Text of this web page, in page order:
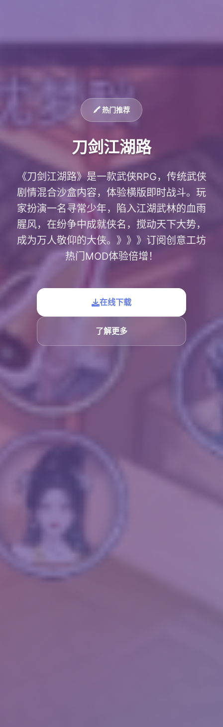
🖍️ 热门推荐
刀剑江湖路
《刀剑江湖路》是一款武侠RPG，传统武侠
剧情混合沙盒内容，体验横版即时战斗。玩
家扮演一名寻常少年，陷入江湖武林的血雨
腥风，在纷争中成就侠名，搅动天下大势，
成为万人敬仰的大侠。》》》订阅创意工坊
热门MOD体验倍增！
在线下载
了解更多